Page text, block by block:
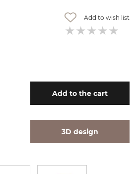
Add to wish list
Add to the cart
3D design